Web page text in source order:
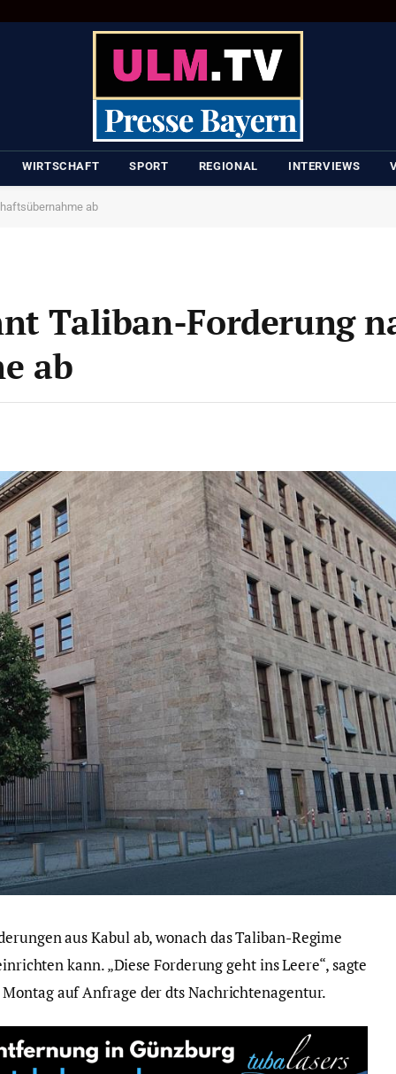
WIRTSCHAFT SPORT REGIONAL INTERVIEWS
ab
Taliban-Forderung
ab
aus Kabul ab, wonach das Taliban-Regime
kann. „Diese Forderung geht ins Leere“, sagte
auf Anfrage der dts Nachrichtenagentur.